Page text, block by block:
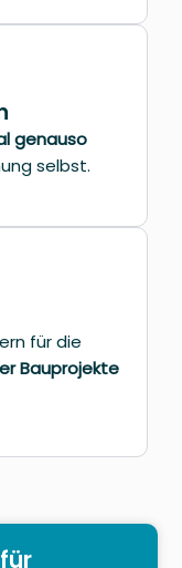
genauso
selbst.
für die
Bauprojekte